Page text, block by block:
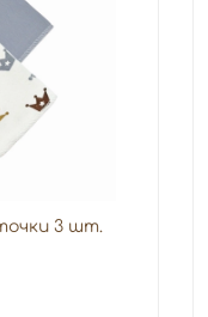
3 шт.